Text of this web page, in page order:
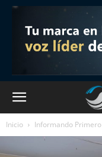
Inicio Informando Primero